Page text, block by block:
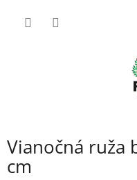
Vianočná ruža
cm